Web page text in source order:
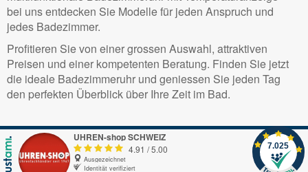
bei uns entdecken Sie Modelle für jeden Anspruch und
jedes Badezimmer.
Profitieren Sie von einer grossen Auswahl, attraktiven
Preisen und einer kompetenten Beratung. Finden Sie jetzt
die ideale Badezimmeruhr und geniessen Sie jeden Tag
den perfekten Überblick über Ihre Zeit im Bad.
UHREN-shop SCHWEIZ
4.91 /5.00
Ausgezeichnet
Identität verifiziert
7.025